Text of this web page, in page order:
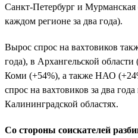
Санкт-Петербург и Мурманская
каждом регионе за два года).
Вырос спрос на вахтовиков
года), в Архангельской
Коми (+54%), а также НАО
спрос на вахтовиков за два
Калининградской областях.
Со стороны соискателей